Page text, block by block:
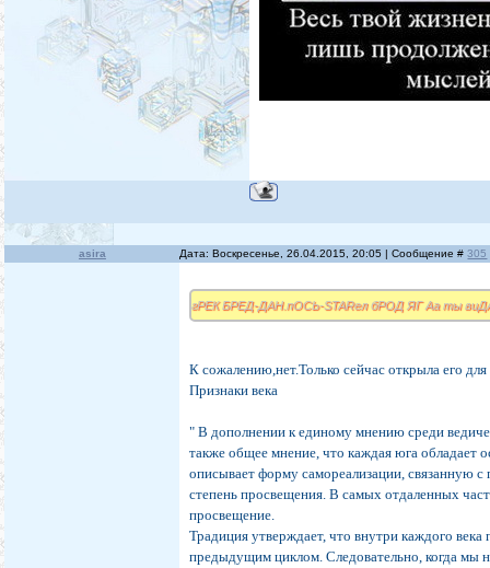
asira Дата: Воскресенье, 26.04.2015, 20:05 | Сообщение #305
гРЕК БРЕД-ДАН.пОСЬ-STARел бРОД ЯГ Аа ты
К сожалению,нет.Только сейчас открыла его
Признаки века
" В дополнении к единому мнению среди
также общее мнение, что каждая юга обладает
описывает форму самореализации, связанную
степень просвещения. В самых отдаленных
просвещение.
Традиция утверждает, что внутри каждого
предыдущим циклом. Следовательно, когда мы